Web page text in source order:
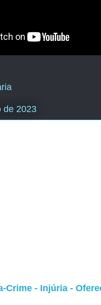
de 2023
Crime - Injúria -